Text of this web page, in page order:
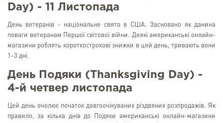
Day) - 11 Листопада
День ветеранів - національне свято в США. Засновано як данина
поваги ветеранам Першої світової війни. Деякі американські онлайн-
магазини роблять короткострокові знижки в цей день, тривають вони
1-3 дні.
День Подяки (Thanksgiving Day) -
4-й четвер листопада
Цей день очолює початок довгоочікуваних різдвяних розпродажів. Як
правило, за кілька днів до Подяки американські онлайн-магазини